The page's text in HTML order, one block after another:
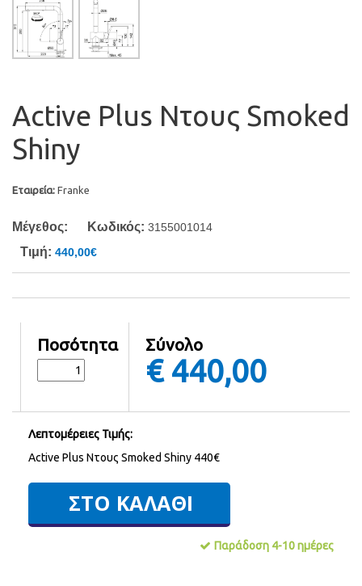
Active Plus Ντους Smoked
Shiny
Εταιρεία: Franke
Μέγεθος: Κωδικός: 3155001014
Τιμή: 440,00€
Ποσότητα Σύνολο
€ 440,00
Λεπτομέρειες Τιμής:
Active Plus Ντους Smoked Shiny 440€
Παράδοση 4-10 ημέρες